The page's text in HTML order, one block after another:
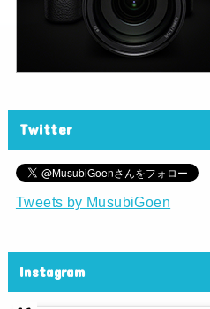
Twitter
Tweets by MusubiGoen
Instagram